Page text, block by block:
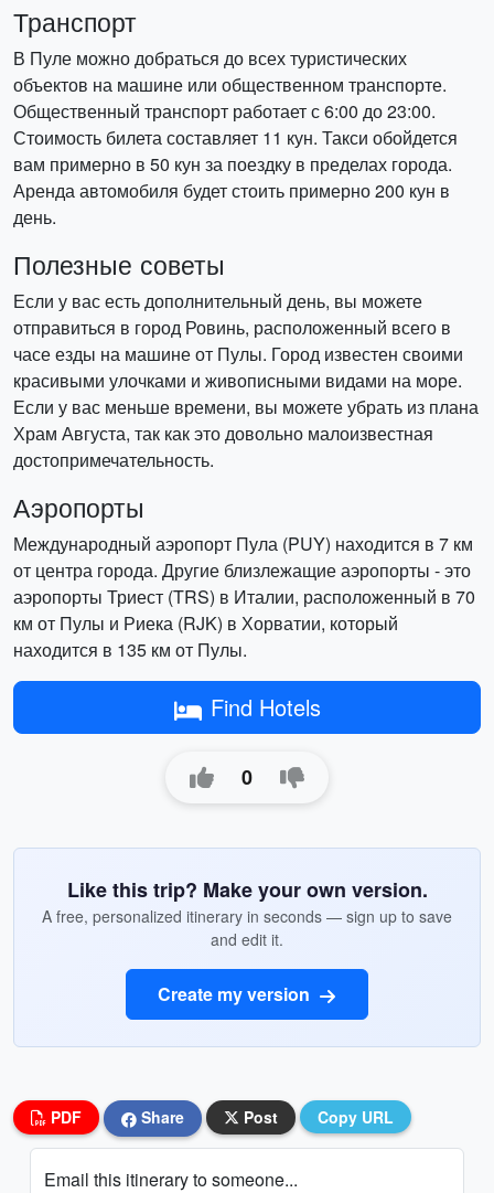
Транспорт
В Пуле можно добраться до всех туристических
объектов на машине или общественном транспорте.
Общественный транспорт работает с 6:00 до 23:00.
Стоимость билета составляет 11 кун. Такси обойдется
вам примерно в 50 кун за поездку в пределах города.
Аренда автомобиля будет стоить примерно 200 кун в
день.
Полезные советы
Если у вас есть дополнительный день, вы можете
отправиться в город Ровинь, расположенный всего в
часе езды на машине от Пулы. Город известен своими
красивыми улочками и живописными видами на море.
Если у вас меньше времени, вы можете убрать из плана
Храм Августа, так как это довольно малоизвестная
достопримечательность.
Аэропорты
Международный аэропорт Пула (PUY) находится в 7 км
от центра города. Другие близлежащие аэропорты - это
аэропорты Триест (TRS) в Италии, расположенный в 70
км от Пулы и Риека (RJK) в Хорватии, который
находится в 135 км от Пулы.
Find Hotels
0
Like this trip? Make your own version.
A free, personalized itinerary in seconds — sign up to save
and edit it.
Create my version
PDF Share Post Copy URL
Email this itinerary to someone...